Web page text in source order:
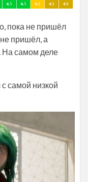
пока не пришёл
пришёл, а
На самом деле
самой низкой